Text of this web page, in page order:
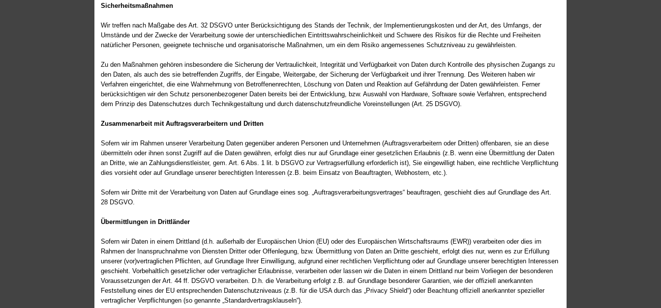
Sicherheitsmaßnahmen
Wir treffen nach Maßgabe des Art. 32 DSGVO unter Berücksichtigung des Stands der Technik, der Implementierungskosten und der Art, des Umfangs, der
Umstände und der Zwecke der Verarbeitung sowie der unterschiedlichen Eintrittswahrscheinlichkeit und Schwere des Risikos für die Rechte und Freiheiten
natürlicher Personen, geeignete technische und organisatorische Maßnahmen, um ein dem Risiko angemessenes Schutzniveau zu gewährleisten.
Zu den Maßnahmen gehören insbesondere die Sicherung der Vertraulichkeit, Integrität und Verfügbarkeit von Daten durch Kontrolle des physischen Zugangs zu
den Daten, als auch des sie betreffenden Zugriffs, der Eingabe, Weitergabe, der Sicherung der Verfügbarkeit und ihrer Trennung. Des Weiteren haben wir
Verfahren eingerichtet, die eine Wahrnehmung von Betroffenenrechten, Löschung von Daten und Reaktion auf Gefährdung der Daten gewährleisten. Ferner
berücksichtigen wir den Schutz personenbezogener Daten bereits bei der Entwicklung, bzw. Auswahl von Hardware, Software sowie Verfahren, entsprechend
dem Prinzip des Datenschutzes durch Technikgestaltung und durch datenschutzfreundliche Voreinstellungen (Art. 25 DSGVO).
Zusammenarbeit mit Auftragsverarbeitern und Dritten
Sofern wir im Rahmen unserer Verarbeitung Daten gegenüber anderen Personen und Unternehmen (Auftragsverarbeitern oder Dritten) offenbaren, sie an diese
übermitteln oder ihnen sonst Zugriff auf die Daten gewähren, erfolgt dies nur auf Grundlage einer gesetzlichen Erlaubnis (z.B. wenn eine Übermittlung der Daten
an Dritte, wie an Zahlungsdienstleister, gem. Art. 6 Abs. 1 lit. b DSGVO zur Vertragserfüllung erforderlich ist), Sie eingewilligt haben, eine rechtliche Verpflichtung
dies vorsieht oder auf Grundlage unserer berechtigten Interessen (z.B. beim Einsatz von Beauftragten, Webhostern, etc.).
Sofern wir Dritte mit der Verarbeitung von Daten auf Grundlage eines sog. „Auftragsverarbeitungsvertrages“ beauftragen, geschieht dies auf Grundlage des Art.
28 DSGVO.
Übermittlungen in Drittländer
Sofern wir Daten in einem Drittland (d.h. außerhalb der Europäischen Union (EU) oder des Europäischen Wirtschaftsraums (EWR)) verarbeiten oder dies im
Rahmen der Inanspruchnahme von Diensten Dritter oder Offenlegung, bzw. Übermittlung von Daten an Dritte geschieht, erfolgt dies nur, wenn es zur Erfüllung
unserer (vor)vertraglichen Pflichten, auf Grundlage Ihrer Einwilligung, aufgrund einer rechtlichen Verpflichtung oder auf Grundlage unserer berechtigten Interessen
geschieht. Vorbehaltlich gesetzlicher oder vertraglicher Erlaubnisse, verarbeiten oder lassen wir die Daten in einem Drittland nur beim Vorliegen der besonderen
Voraussetzungen der Art. 44 ff. DSGVO verarbeiten. D.h. die Verarbeitung erfolgt z.B. auf Grundlage besonderer Garantien, wie der offiziell anerkannten
Feststellung eines der EU entsprechenden Datenschutzniveaus (z.B. für die USA durch das „Privacy Shield“) oder Beachtung offiziell anerkannter spezieller
vertraglicher Verpflichtungen (so genannte „Standardvertragsklauseln“).